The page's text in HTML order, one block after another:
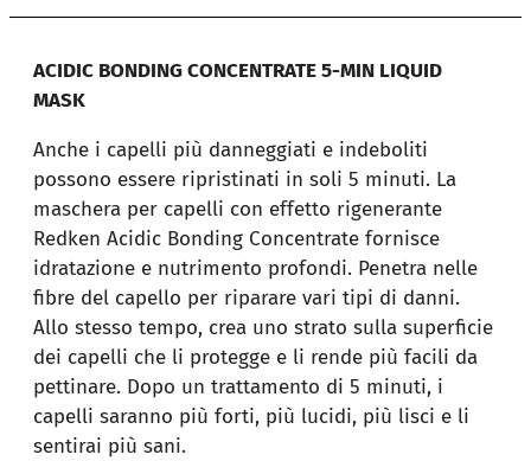
ACIDIC BONDING CONCENTRATE 5-MIN LIQUID
MASK
Anche i capelli più danneggiati e indeboliti
possono essere ripristinati in soli 5 minuti. La
maschera per capelli con effetto rigenerante
Redken Acidic Bonding Concentrate fornisce
idratazione e nutrimento profondi. Penetra nelle
fibre del capello per riparare vari tipi di danni.
Allo stesso tempo, crea uno strato sulla superficie
dei capelli che li protegge e li rende più facili da
pettinare. Dopo un trattamento di 5 minuti, i
capelli saranno più forti, più lucidi, più lisci e li
sentirai più sani.